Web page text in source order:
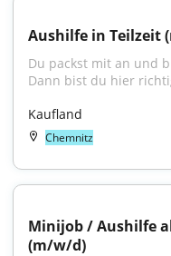
Aushilfe in Teilzeit
Du packst mit an und
Dann bist du hier
Kaufland
Chemnitz
Minijob / Aushilfe
(m/w/d)